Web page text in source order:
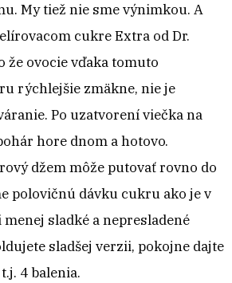
My tiež nie sme výnimkou. A
cukre Extra od Dr.
že ovocie vďaka tomuto
rýchlejšie zmäkne, nie je
Po uzatvorení viečka na
hore dnom a hotovo.
džem môže putovať rovno do
polovičnú dávku cukru ako je v
sladké a nepresladené
sladšej verzii, pokojne dajte
4 balenia.